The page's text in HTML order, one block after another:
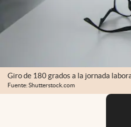
Giro de 180 grados a la jornada
Fuente: Shutterstock.com